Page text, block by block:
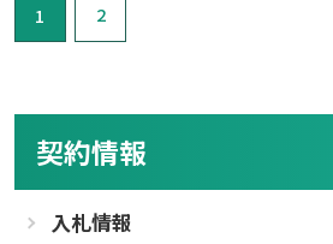
1 2
契約情報
入札情報